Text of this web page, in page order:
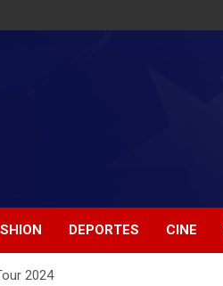
DEPORTES CINE
2024